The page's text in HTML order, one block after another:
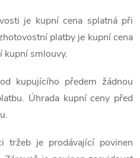
je kupní cena splatná při
platby je kupní cena
kupní smlouvy.
kupujícího předem žádnou
Úhrada kupní ceny před
tržeb je prodávající povinen